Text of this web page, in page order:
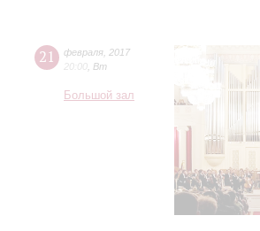
21 февраля 2017
20:00 Вт
Большой зал